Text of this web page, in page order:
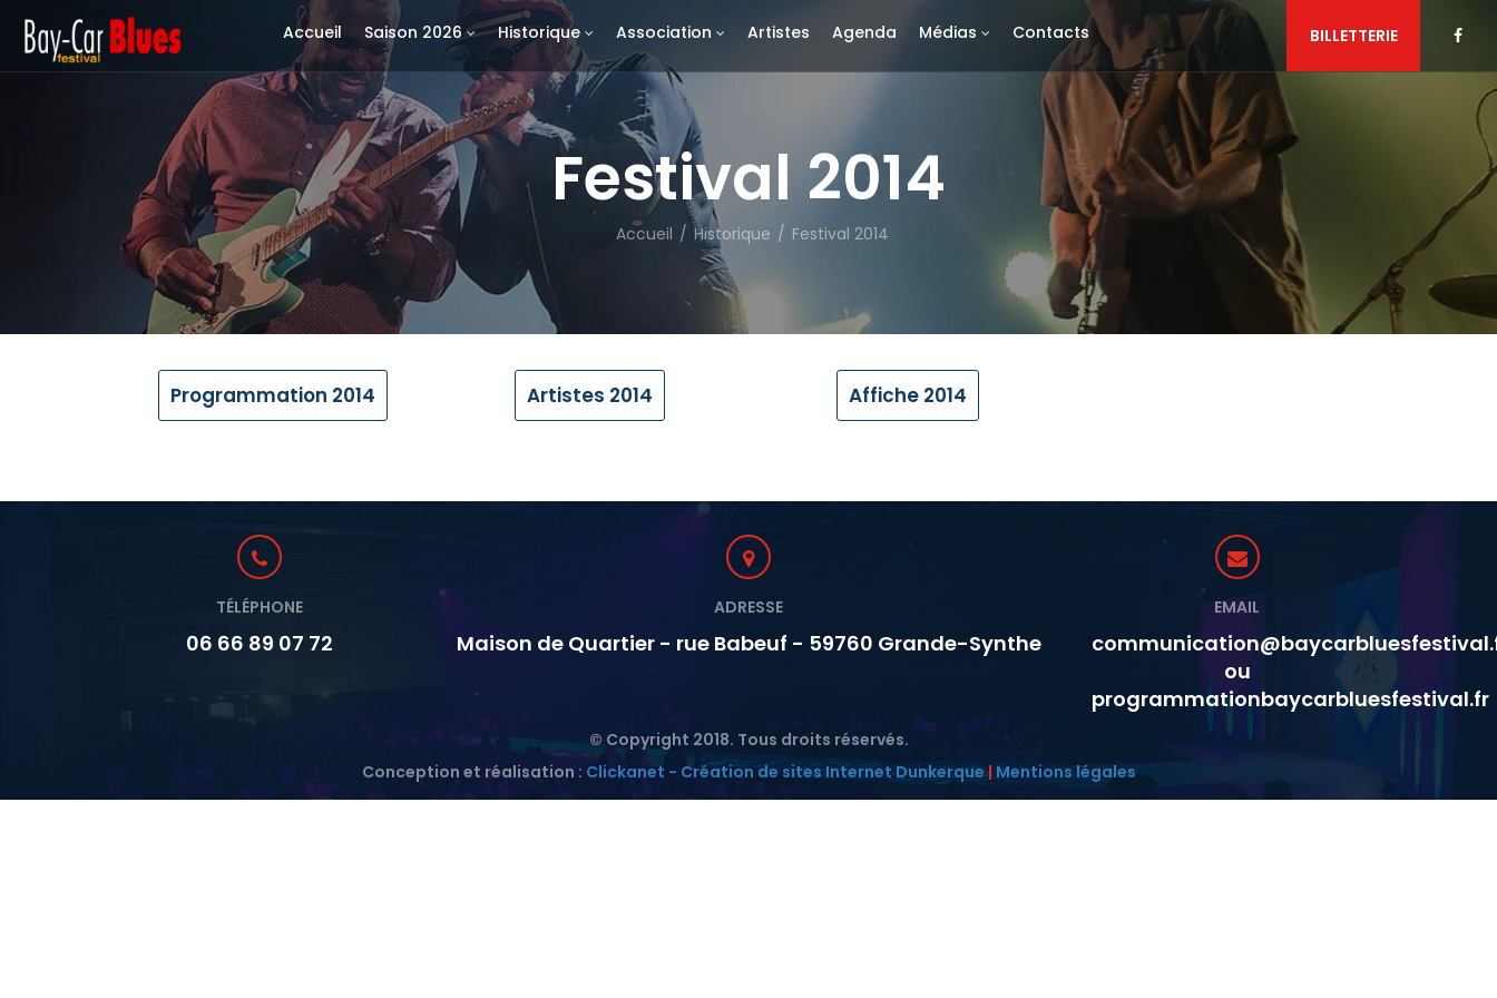
Accueil Saison 2026 Historique Association Artistes Agenda Médias Contacts BILLETTERIE
Festival 2014
Accueil / Historique / Festival 2014
Programmation 2014 Artistes 2014 Affiche 2014
TÉLÉPHONE
06 66 89 07 72
ADRESSE
Maison de Quartier - rue Babeuf - 59760 Grande-Synthe
EMAIL
ou
programmationbaycarbluesfestival.fr
© Copyright 2018. Tous droits réservés.
Conception et réalisation : Clickanet - Création de sites Internet Dunkerque| Mentions légales